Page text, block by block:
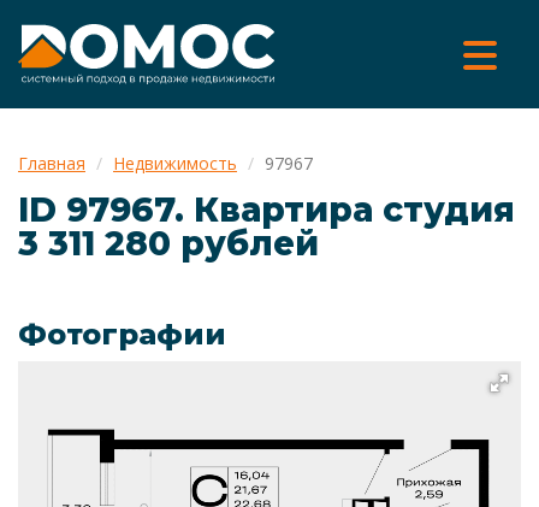
Главная Недвижимость 97967
ID 97967. Квартира cтудия
3 311 280 рублей
Фотографии